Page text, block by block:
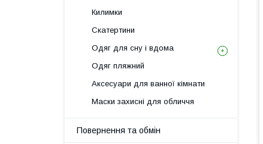
Килимки
Скатертини
Одяг для сну і вдома
Одяг пляжний
Аксесуари для ванної кімнати
Маски захисні для обличчя
Повернення та обмін